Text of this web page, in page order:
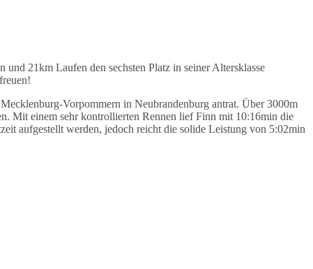
21km Laufen den sechsten Platz in seiner Altersklasse
Vorpommern in Neubrandenburg antrat. Über 3000m
Mit einem sehr kontrollierten Rennen lief Finn mit 10:16min die
aufgestellt werden, jedoch reicht die solide Leistung von 5:02min